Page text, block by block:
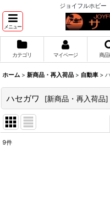
ジョイフルホビ
メニュー
カテゴリ マイページ 商
ホーム > 新商品・再入荷品 > 自動車 >
ハセガワ [新商品・再入荷品]
9件